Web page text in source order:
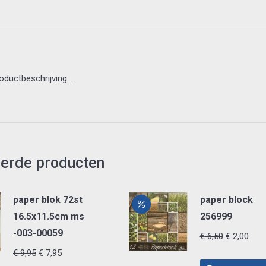
producten
paper blok 72st
16.5x11.5cm ms
-003-00059
€9,95 Oorspronkelijke
€ 7,95Huidige
paper block
256999
€6,50 €2,00